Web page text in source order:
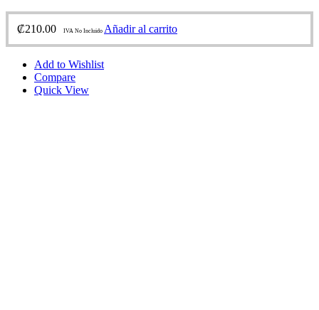
₡210.00 IVA No Incluido Añadir al carrito
Add to Wishlist
Compare
Quick View